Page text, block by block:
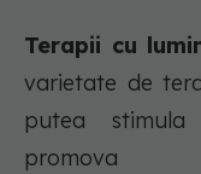
Terapii cu
varietate de
putea stimula
promova